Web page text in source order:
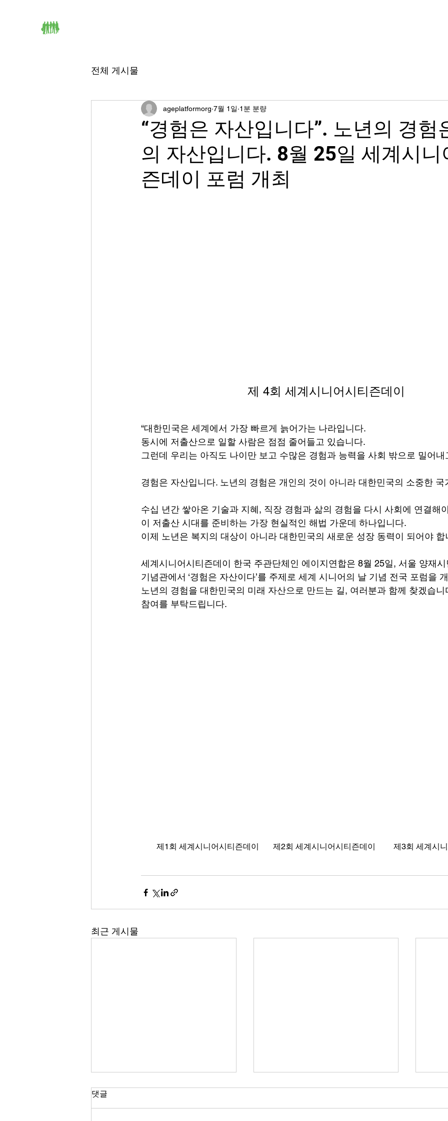
전체 게시물
“경험은 자산입니다”. 노년의 경험
의 자산입니다. 8월 25일 세계시니
즌데이 포럼 개최
ageplatformorg 7월 1일 1분 분량
제 4회 세계시니어시티즌데이
“대한민국은 세계에서 가장 빠르게 늙어가는 나라입니다.
동시에 저출산으로 일할 사람은 점점 줄어들고 있습니다.
그런데 우리는 아직도 나이만 보고 수많은 경험과 능력을 사회 밖으로 밀어내
경험은 자산입니다. 노년의 경험은 개인의 것이 아니라 대한민국의 소중한 국
수십 년간 쌓아온 기술과 지혜, 직장 경험과 삶의 경험을 다시 사회에 연결해
이 저출산 시대를 준비하는 가장 현실적인 해법 가운데 하나입니다.
이제 노년은 복지의 대상이 아니라 대한민국의 새로운 성장 동력이 되어야 합
세계시니어시티즌데이 한국 주관단체인 에이지연합은 8월 25일, 서울 양재
기념관에서 ‘경험은 자산이다’를 주제로 세계 시니어의 날 기념 전국 포럼을
노년의 경험을 대한민국의 미래 자산으로 만드는 길, 여러분과 함께 찾겠습니
참여를 부탁드립니다.
제1회 세계시니어시티즌데이       제2회 세계시니어시티즌데이         제3회 세계시
최근 게시물
댓글